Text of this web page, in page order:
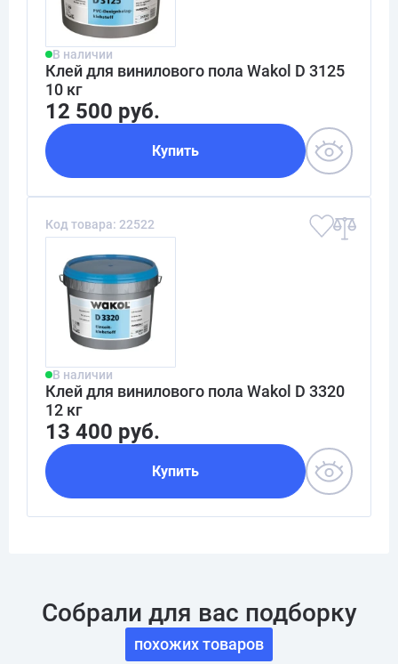
В наличии
Клей для винилового пола Wakol D 3125
10 кг
12 500 руб.
Купить
Код товара: 22522
В наличии
Клей для винилового пола Wakol D 3320
12 кг
13 400 руб.
Купить
Собрали для вас подборку
похожих товаров